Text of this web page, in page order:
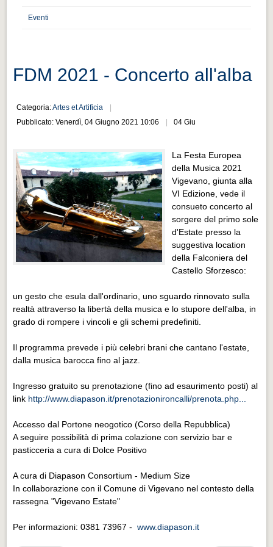
Cultura e turismo 4.0
PROGETTI
Progetti Aperti
Progetti Aperti
Progetti Realizzati
Progetti Realizzati
EVENTI
EVENTI
Eventi Vigevano
Eventi Pavia
Eventi
FDM 2021 - Concerto all'alba
Categoria:Artes et Artificia
Pubblicato: Venerdì, 04 Giugno 2021 10:06
04 Giu
La Festa Europea
della Musica 2021
Vigevano, giunta alla
VI Edizione, vede il
consueto concerto al
sorgere del primo sole
d'Estate presso la
suggestiva location
della Falconiera del
Castello Sforzesco:
un gesto che esula dall'ordinario, uno sguardo rinnovato sulla
realtà attraverso la libertà della musica e lo stupore dell'alba, in
grado di rompere i vincoli e gli schemi predefiniti.
Il programma prevede i più celebri brani che cantano l'estate,
dalla musica barocca fino al jazz.
Ingresso gratuito su prenotazione (fino ad esaurimento posti) al
link http://www.diapason.it/prenotazionironcalli/prenota.php...
Accesso dal Portone neogotico (Corso della Repubblica)
A seguire possibilità di prima colazione con servizio bar e
pasticceria a cura di Dolce Positivo
A cura di Diapason Consortium - Medium Size
In collaborazione con il Comune di Vigevano nel contesto della
rassegna "Vigevano Estate"
Per informazioni: 0381 73967 -www.diapason.it